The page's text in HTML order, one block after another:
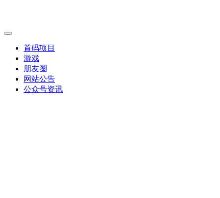
首码项目
游戏
朋友圈
网站公告
公众号资讯